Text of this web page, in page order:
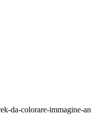
da-colorare-immagine-